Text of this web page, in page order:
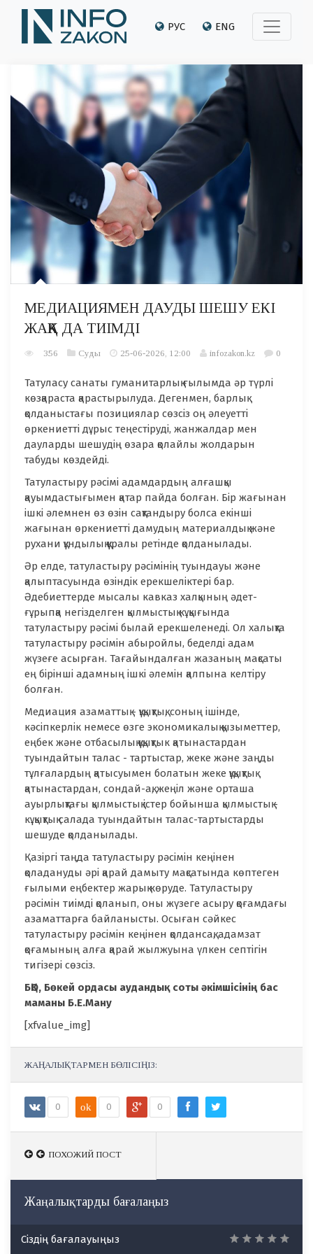
РУС ENG
МЕДИАЦИЯМЕН ДАУДЫ ШЕШУ ЕКІ
ЖАҚҚА ДА ТИІМДІ
356 Суды 25-06-2026, 12:00 infozakon.kz 0
Татуласу санаты гуманитарлық ғылымда әр түрлі
көзқараста қарастырылуда. Дегенмен, барлық
қолданыстағы позициялар сөзсіз оң әлеуетті
өркениетті дұрыс теңестіруді, жанжалдар мен
дауларды шешудің өзара қолайлы жолдарын
табуды көздейді.
Татуластыру рәсімі адамдардың алғашқы
қауымдастығымен қатар пайда болған. Бір жағынан
ішкі әлемнен өз өзін сақтандыру болса екінші
жағынан өркениетті дамудың материалдық және
рухани құндылық құралы ретінде қолданылады.
Әр елде, татуластыру рәсімінің туындауы және
қалыптасуында өзіндік ерекшеліктері бар.
Әдебиеттерде мысалы кавказ халқының әдет-
ғұрыпқа негізделген қылмыстық кұқығында
татуластыру рәсімі былай ерекшеленеді. Ол халықта
татуластыру рәсімін абыройлы, беделді адам
жүзеғе асырған. Тағайындалған жазаның мақсаты
ең бірінші адамның ішкі әлемін қалпына келтіру
болған.
Медиация азаматтық - құқықтық, соның ішінде,
кәсіпкерлік немесе өзге экономикалық қызыметтер,
еңбек және отбасылық құқықтык қатынастардан
туындайтын талас - тартыстар, жеке және заңды
тұлғалардың қатысуымен болатын жеке құқықтық
қатынастардан, сондай-ақ, жеңіл және орташа
ауырлықтағы қылмыстық істер бойынша қылмыстық -
кұқықтық салада туындайтын талас-тартыстарды
шешуде қолданылады.
Қазіргі таңда татуластыру рәсімін кеңінен
қоладануды әрі қарай дамыту мақсатында көптеген
ғылыми еңбектер жарық көруде. Татуластыру
рәсімін тиімді қоланып, оны жүзеге асыру қоғамдағы
азаматтарға байланысты. Осыған сәйкес
татуластыру рәсімін кеңінен қолдансақ, адамзат
қоғамының алға қарай жылжуына үлкен септігін
тигізері сөзсіз.
БҚО, Бөкей ордасы аудандық соты әкімшісінің бас
маманы Б.Е.Ману
[xfvalue_img]
ЖАҢАЛЫҚТАРМЕН БӨЛІСІҢІЗ:
0 ok 0 0
ПОХОЖИЙ ПОСТ
ПОХОЖИЙ ПОСТ
Жаңалықтарды бағалаңыз
Сіздің бағалауыңыз